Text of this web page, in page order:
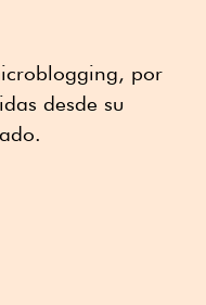
por
desde su